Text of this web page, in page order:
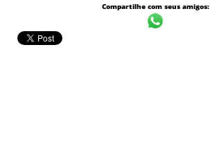
Compartilhe com seus amigos: